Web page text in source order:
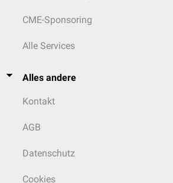
CME-Sponsoring
Alle Services
Alles andere
Kontakt
AGB
Datenschutz
Cookies